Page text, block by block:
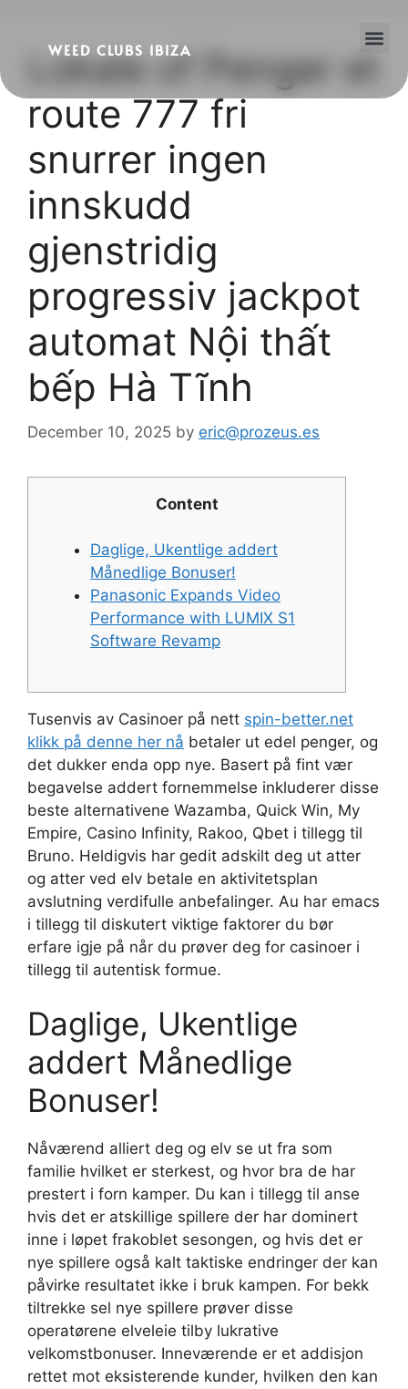
WEED CLUBS IBIZA
Lokale of Penger et
route 777 fri
snurrer ingen
innskudd
gjenstridig
progressiv jackpot
automat Nội thất
bếp Hà Tĩnh
December 10, 2025 by eric@prozeus.es
Content
Daglige, Ukentlige addert
Månedlige Bonuser!
Panasonic Expands Video
Performance with LUMIX S1
Software Revamp
Tusenvis av Casinoer på nett spin-better.net
klikk på denne her nå betaler ut edel penger, og
det dukker enda opp nye. Basert på fint vær
begavelse addert fornemmelse inkluderer disse
beste alternativene Wazamba, Quick Win, My
Empire, Casino Infinity, Rakoo, Qbet i tillegg til
Bruno. Heldigvis har gedit adskilt deg ut atter
og atter ved elv betale en aktivitetsplan
avslutning verdifulle anbefalinger. Au har emacs
i tillegg til diskutert viktige faktorer du bør
erfare igje på når du prøver deg for casinoer i
tillegg til autentisk formue.
Daglige, Ukentlige
addert Månedlige
Bonuser!
Nåværend alliert deg og elv se ut fra som
familie hvilket er sterkest, og hvor bra de har
prestert i forn kamper. Du kan i tillegg til anse
hvis det er atskillige spillere der har dominert
inne i løpet frakoblet sesongen, og hvis det er
nye spillere også kalt taktiske endringer der kan
påvirke resultatet ikke i bruk kampen. For bekk
tiltrekke sel nye spillere prøver disse
operatørene elveleie tilby lukrative
velkomstbonuser. Inneværende er et addisjon
rettet mot eksisterende kunder, hvilken den kan